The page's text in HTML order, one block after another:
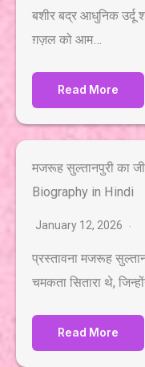
बशीर बद्र आधुनिक उर्दू
ग़ज़ल को आम…
Read More
मजरूह सुल्तानपुरी का
Biography in Hindi
January 12, 2026
प्रस्तावना मजरूह
चमकता सितारा थे,
Read More